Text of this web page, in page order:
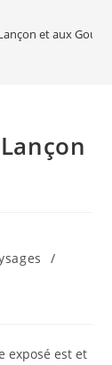
et aux
/
exposé est et